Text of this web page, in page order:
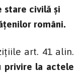
stare civilă și
români.
art. 41 alin.
privire la actele